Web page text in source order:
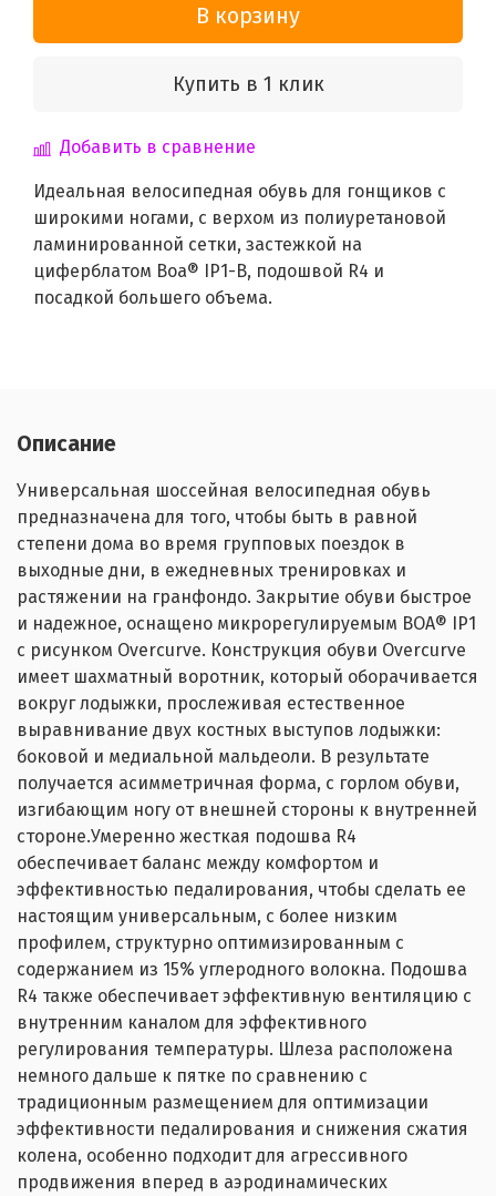
В корзину
Купить в 1 клик
Добавить в сравнение
Идеальная велосипедная обувь для гонщиков с
широкими ногами, с верхом из полиуретановой
ламинированной сетки, застежкой на
циферблатом Boa® IP1-B, подошвой R4 и
посадкой большего объема.
Описание
Универсальная шоссейная велосипедная обувь
предназначена для того, чтобы быть в равной
степени дома во время групповых поездок в
выходные дни, в ежедневных тренировках и
растяжении на гранфондо. Закрытие обуви быстрое
и надежное, оснащено микрорегулируемым BOA® IP1
с рисунком Overcurve. Конструкция обуви Overcurve
имеет шахматный воротник, который оборачивается
вокруг лодыжки, прослеживая естественное
выравнивание двух костных выступов лодыжки:
боковой и медиальной мальдеоли. В результате
получается асимметричная форма, с горлом обуви,
изгибающим ногу от внешней стороны к внутренней
стороне.Умеренно жесткая подошва R4
обеспечивает баланс между комфортом и
эффективностью педалирования, чтобы сделать ее
настоящим универсальным, с более низким
профилем, структурно оптимизированным с
содержанием из 15% углеродного волокна. Подошва
R4 также обеспечивает эффективную вентиляцию с
внутренним каналом для эффективного
регулирования температуры. Шлеза расположена
немного дальше к пятке по сравнению с
традиционным размещением для оптимизации
эффективности педалирования и снижения сжатия
колена, особенно подходит для агрессивного
продвижения вперед в аэродинамических